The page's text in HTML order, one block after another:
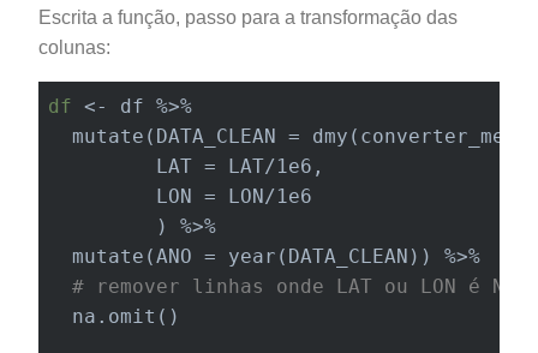
Escrita a função, passo para a transformação das
colunas:
df <- df %>%
mutate(DATA_CLEAN =
         LAT = LAT/1e6,
         LON = LON/1e6
         ) %>%
  mutate(ANO = year(DATA_CLEAN)) %>%
# remover linhas onde LAT ou LON é NA
  na.omit()